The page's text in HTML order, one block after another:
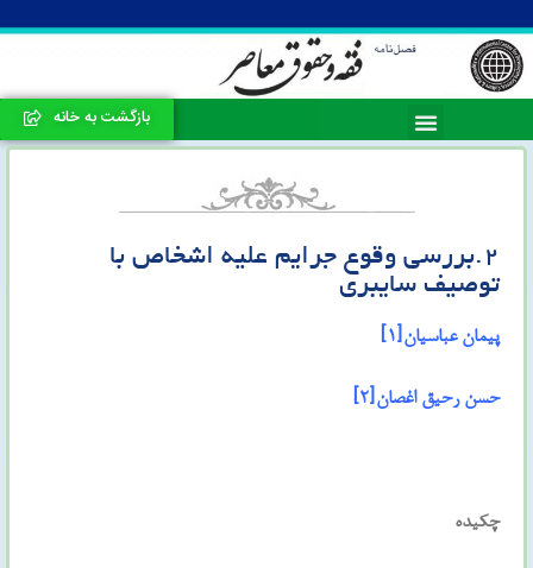
بازگشت به خانه
۲.بررسی وقوع جرایم علیه اشخاص با
توصیف سایبری
پیمان عباسیان[۱]
حسن رحیق اغصان[۲]
چکیده